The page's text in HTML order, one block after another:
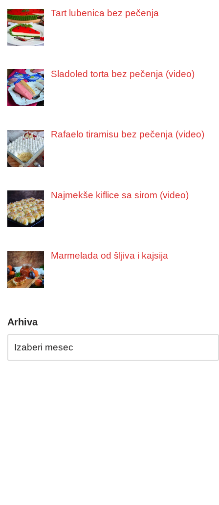
Tart lubenica bez pečenja
Sladoled torta bez pečenja (video)
Rafaelo tiramisu bez pečenja (video)
Najmekše kiflice sa sirom (video)
Marmelada od šljiva i kajsija
Arhiva